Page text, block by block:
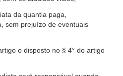
da quantia paga,
sem prejuízo de eventuais
o disposto no § 4° do artigo